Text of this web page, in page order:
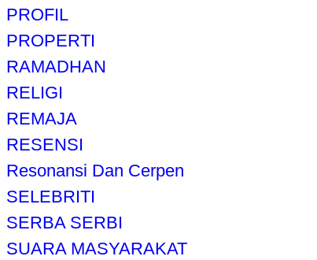
PROFIL
PROPERTI
RAMADHAN
RELIGI
REMAJA
RESENSI
Resonansi Dan Cerpen
SELEBRITI
SERBA SERBI
SUARA MASYARAKAT